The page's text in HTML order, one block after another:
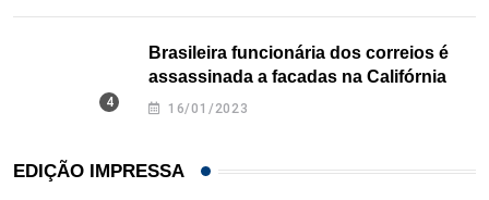
Brasileira funcionária dos correios é
assassinada a facadas na Califórnia
16/01/2023
EDIÇÃO IMPRESSA